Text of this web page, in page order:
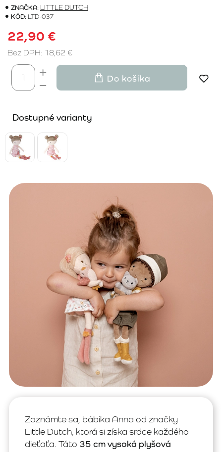
ZNAČKA: LITTLE DUTCH
KÓD: LTD-037
22,90 €
Bez DPH: 18,62 €
Do košíka
Dostupné varianty
Zoznámte sa, bábika Anna od značky
Little Dutch, ktorá si získa srdce každého
dieťaťa. Táto 35 cm vysoká plyšová